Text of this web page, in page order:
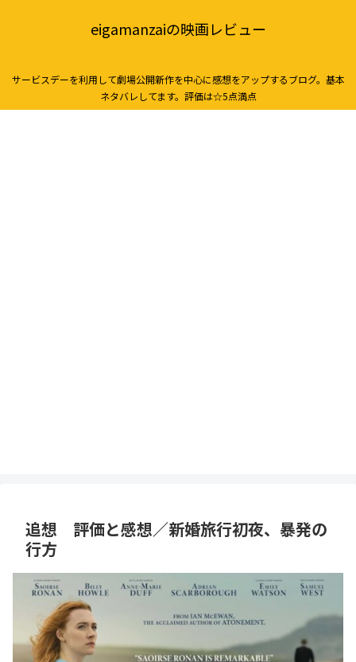
eigamanzaiの映画レビュー
サービスデーを利用して劇場公開新作を中心に感想をアップするブログ。基本
ネタバレしてます。評価は☆5点満点
追想 評価と感想／新婚旅行初夜、暴発の
行方